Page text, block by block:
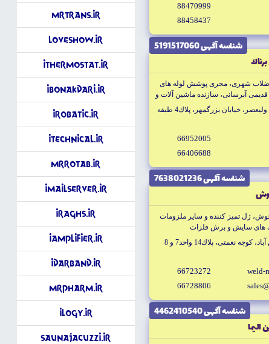
88470999
88458437
شناسه آگهى 5191517060
شهرى، مجرى پوشش لوله هاى
آبرسانى، سازنده ماشين آلات و
شبكه هاى آبرسانى
تهران خيابان وليعصر، بالاتر از چهارراه وليعصر، خيابان بزرگمهر، پلاك4 طبقه
66952005
66406688
شناسه آگهى 7638021236
ژل تميز كننده و ساير ملزومات
سايش و برش فلزات
نعمتى، پلاك14 واحد7 و 8
weld-
66723272
66728806
شناسه آگهى 4462410540
اليما
MrTrans.ir
LoveShow.ir
iThermostat.ir
iBonakdari.ir
iRobatic.ir
iTechnical.ir
MrRotab.ir
iMailServer.ir
iRaghs.ir
iAmplifier.ir
iDarband.ir
MrPharm.ir
iLogy.ir
SaunaJacuzzi.ir